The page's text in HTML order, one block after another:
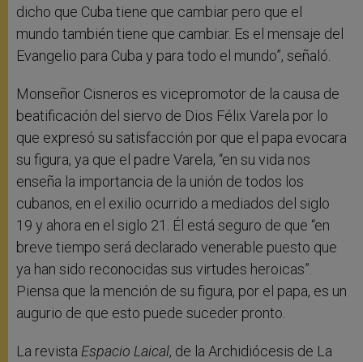
dicho que Cuba tiene que cambiar pero que el
mundo también tiene que cambiar. Es el mensaje del
Evangelio para Cuba y para todo el mundo”, señaló.
Monseñor Cisneros es vicepromotor de la causa de
beatificación del siervo de Dios Félix Varela por lo
que expresó su satisfacción por que el papa evocara
su figura, ya que el padre Varela, “en su vida nos
enseña la importancia de la unión de todos los
cubanos, en el exilio ocurrido a mediados del siglo
19 y ahora en el siglo 21. Él está seguro de que “en
breve tiempo será declarado venerable puesto que
ya han sido reconocidas sus virtudes heroicas”.
Piensa que la mención de su figura, por el papa, es un
augurio de que esto puede suceder pronto.
La revista Espacio Laical, de la Archidiócesis de La